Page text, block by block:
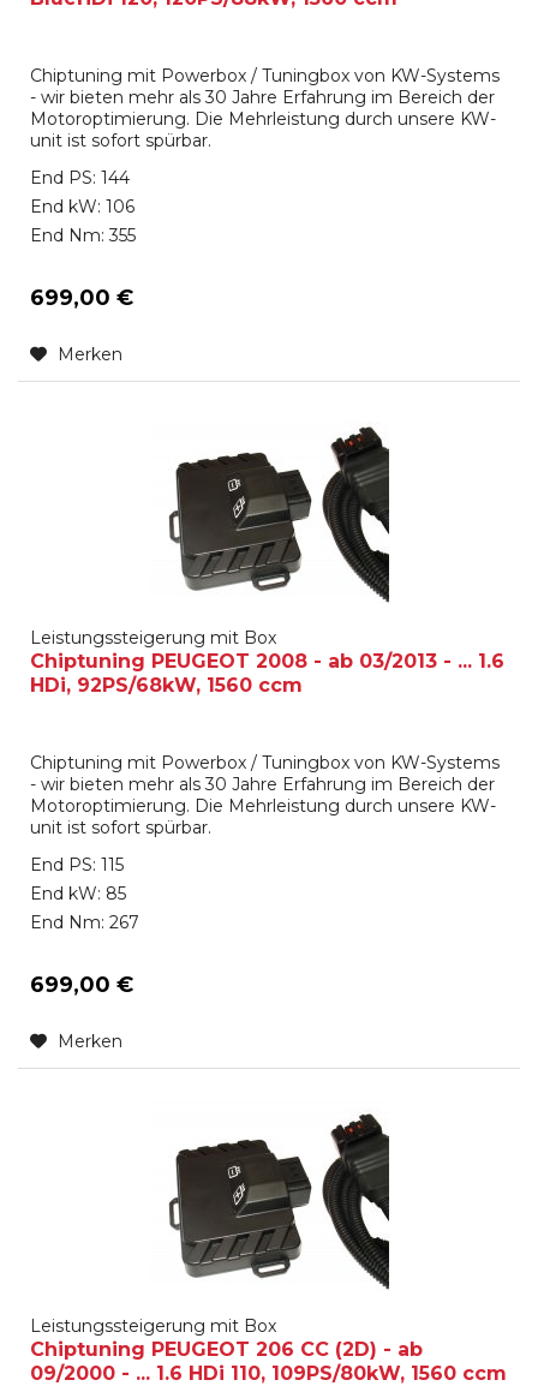
Chiptuning mit Powerbox / Tuningbox von KW-Systems
- wir bieten mehr als 30 Jahre Erfahrung im Bereich der
Motoroptimierung. Die Mehrleistung durch unsere KW-
unit ist sofort spürbar.
End PS: 144
End kW: 106
End Nm: 355
699,00 €
Merken
Leistungssteigerung mit Box
Chiptuning PEUGEOT 2008 - ab 03/2013 - ... 1.6
HDi, 92PS/68kW, 1560 ccm
Chiptuning mit Powerbox / Tuningbox von KW-Systems
- wir bieten mehr als 30 Jahre Erfahrung im Bereich der
Motoroptimierung. Die Mehrleistung durch unsere KW-
unit ist sofort spürbar.
End PS: 115
End kW: 85
End Nm: 267
699,00 €
Merken
Leistungssteigerung mit Box
Chiptuning PEUGEOT 206 CC (2D) - ab
09/2000 - ... 1.6 HDi 110, 109PS/80kW, 1560 ccm